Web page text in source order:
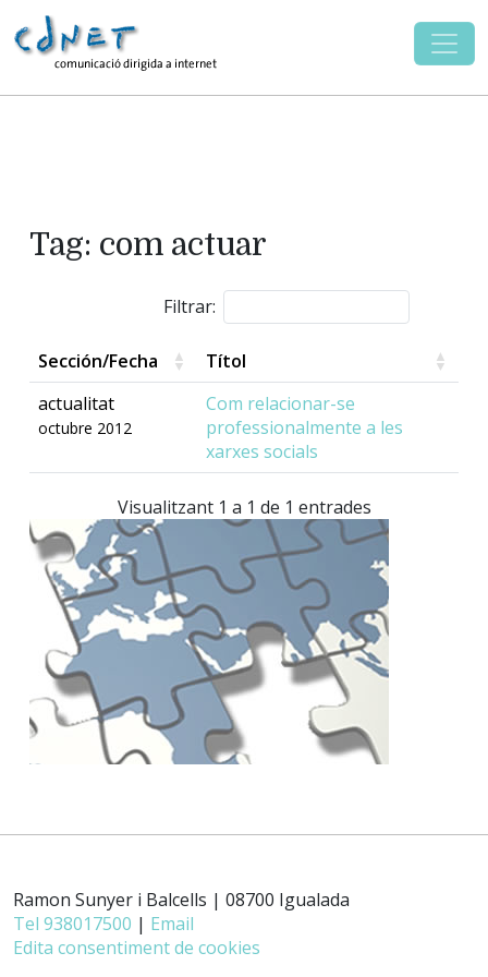
Tag: com actuar
Filtrar:
Sección/Fecha
Títol
actualitat
octubre 2012
Com relacionar-se
professionalmente a les
xarxes socials
Visualitzant 1 a 1 de 1 entrades
Ramon Sunyer i Balcells | 08700 Igualada
Tel 938017500 | Email
Edita consentiment de cookies